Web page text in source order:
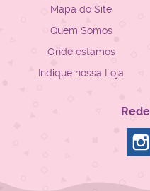
Mapa do Site
Quem Somos
Onde estamos
Indique nossa Loja